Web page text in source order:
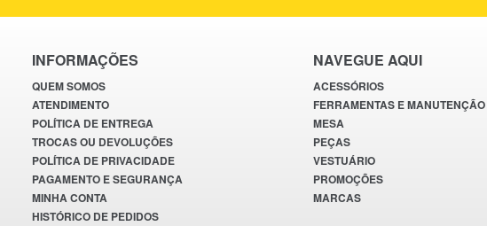
INFORMAÇÕES
QUEM SOMOS
ATENDIMENTO
POLÍTICA DE ENTREGA
TROCAS OU DEVOLUÇÕES
POLÍTICA DE PRIVACIDADE
PAGAMENTO E SEGURANÇA
MINHA CONTA
HISTÓRICO DE PEDIDOS
NAVEGUE AQUI
ACESSÓRIOS
FERRAMENTAS E MANUTENÇÃO
MESA
PEÇAS
VESTUÁRIO
PROMOÇÕES
MARCAS